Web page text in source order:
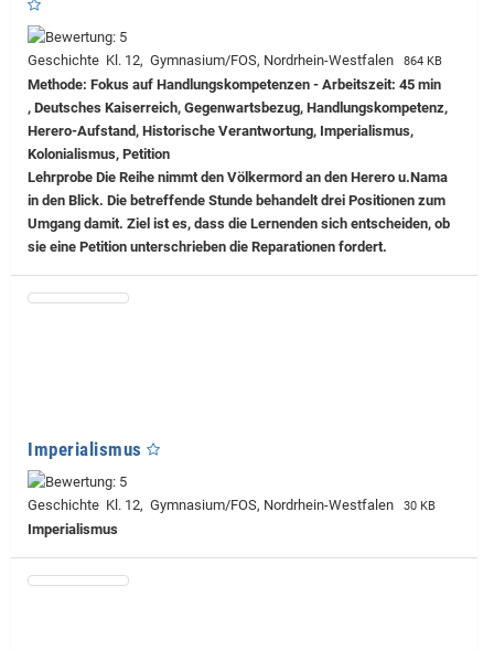
Geschichte Kl. 12, Gymnasium/FOS, Nordrhein-Westfalen 864 KB
Methode: Fokus auf Handlungskompetenzen - Arbeitszeit: 45 min
, Deutsches Kaiserreich, Gegenwartsbezug, Handlungskompetenz,
Herero-Aufstand, Historische Verantwortung, Imperialismus,
Kolonialismus, Petition
Lehrprobe Die Reihe nimmt den Völkermord an den Herero u.Nama
in den Blick. Die betreffende Stunde behandelt drei Positionen zum
Umgang damit. Ziel ist es, dass die Lernenden sich entscheiden, ob
sie eine Petition unterschrieben die Reparationen fordert.
Imperialismus
Geschichte Kl. 12, Gymnasium/FOS, Nordrhein-Westfalen 30 KB
Imperialismus